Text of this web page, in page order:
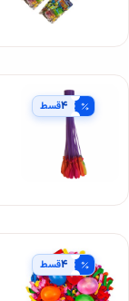
۴قسط
۴قسط